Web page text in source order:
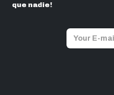
que nadie!